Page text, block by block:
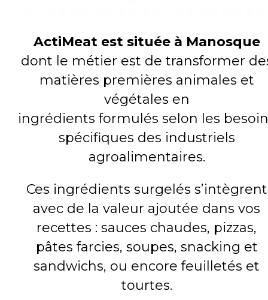
ActiMeat est située à Manosque
dont le métier est de transformer
matières premières animales et
végétales en
ingrédients formulés selon les
spécifiques des industriels
agroalimentaires.
Ces ingrédients surgelés s’intègrent
avec de la valeur ajoutée dans vos
recettes : sauces chaudes, pizzas,
pâtes farcies, soupes, snacking et
sandwichs, ou encore feuilletés et
tourtes.